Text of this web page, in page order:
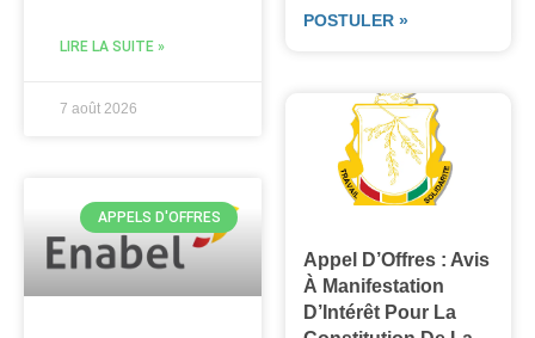
LIRE LA SUITE »
7 août 2026
APPELS D'OFFRES
POSTULER »
Appel D’Offres : Avis
À Manifestation
D’Intérêt Pour La